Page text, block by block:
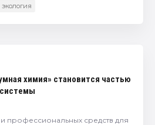
экология
химия» становится частью
профессиональных средств для